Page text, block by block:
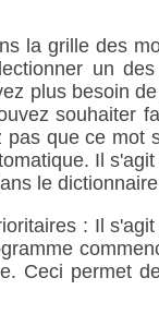
la grille des
un
plus besoin
souhaiter
que ce
Il
le
: Il
Ceci permet